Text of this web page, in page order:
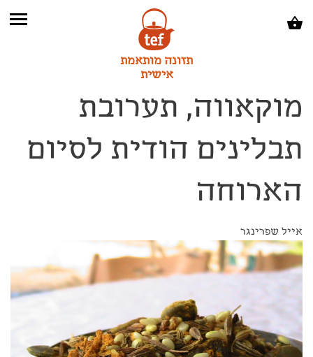
תזונה מותאמת
אישית
מוקאווה, תערובת
תבלינים הודית לסיום
הארוחה
אייל שפרינגר